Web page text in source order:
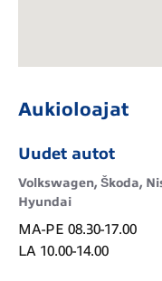
Aukioloajat
Uudet autot
Volkswagen, Škoda,
Hyundai
MA-PE 08.30-17.00
LA 10.00-14.00